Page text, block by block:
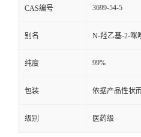
CAS编号 3699-54-5
别名 N-羟乙基-2-咪
纯度 99%
包装 依据产品性状
级别 医药级